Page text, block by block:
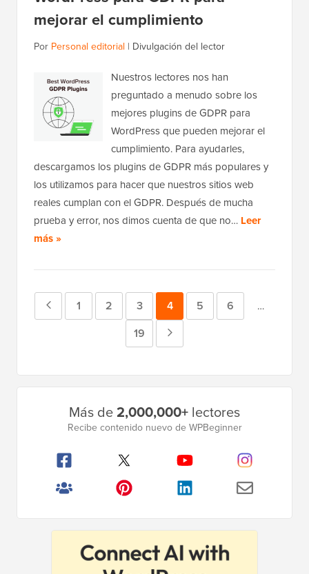
mejorar el cumplimiento
Por Personal editorial | Divulgación del lector
Nuestros lectores nos han
preguntado a menudo sobre los
mejores plugins de GDPR para
WordPress que pueden mejorar el
cumplimiento. Para ayudarles,
descargamos los plugins de GDPR más populares y
los utilizamos para hacer que nuestros sitios web
reales cumplan con el GDPR. Después de mucha
prueba y error, nos dimos cuenta de que no… Leer
más »
PáginaPágina
1 Página
2 Página
3 Página
4 Página
5 Página
6
Páginas
…
Página
19
Más de2,000,000+ lectores
Recibe contenido nuevo de WPBeginner